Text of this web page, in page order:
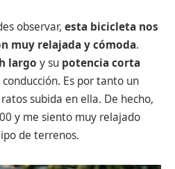
observar, esta bicicleta nos
muy relajada y cómoda.
largo y su potencia corta
Es por tanto un
subida en ella. De hecho,
y me siento muy relajado
de terrenos.